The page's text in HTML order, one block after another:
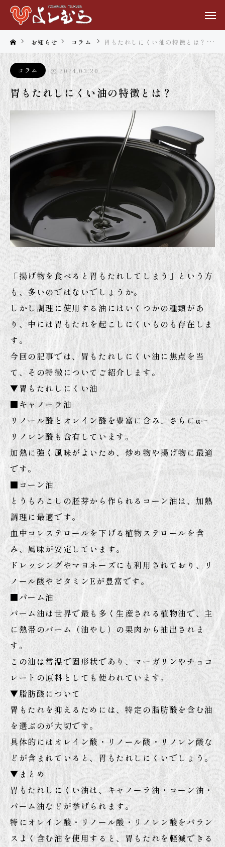
お知らせ コラム 胃もたれしにくい油の特徴とは？
コラム 2024.03.20
胃もたれしにくい油の特徴とは？
「揚げ物を食べると胃もたれしてしまう」という方
も、多いのではないでしょうか。
しかし調理に使用する油にはいくつかの種類があ
り、中には胃もたれを起こしにくいものも存在しま
す。
今回の記事では、胃もたれしにくい油に焦点を当
て、その特徴についてご紹介します。
▼胃もたれしにくい油
■キャノーラ油
リノール酸とオレイン酸を豊富に含み、さらにαー
リノレン酸も含有しています。
加熱に強く風味がよいため、炒め物や揚げ物に最適
です。
■コーン油
とうもろこしの胚芽から作られるコーン油は、加熱
調理に最適です。
血中コレステロールを下げる植物ステロールを含
み、風味が安定しています。
ドレッシングやマヨネーズにも利用されており、リ
ノール酸やビタミンEが豊富です。
■パーム油
パーム油は世界で最も多く生産される植物油で、主
に熱帯のパーム（油やし）の果肉から抽出されま
す。
この油は常温で固形状であり、マーガリンやチョコ
レートの原料としても使われています。
▼脂肪酸について
胃もたれを抑えるためには、特定の脂肪酸を含む油
を選ぶのが大切です。
具体的にはオレイン酸・リノール酸・リノレン酸な
どが含まれていると、胃もたれしにくいでしょう。
▼まとめ
胃もたれしにくい油は、キャノーラ油・コーン油・
パーム油などが挙げられます。
特にオレイン酸・リノール酸・リノレン酸をバラン
スよく含む油を使用すると、胃もたれを軽減できる